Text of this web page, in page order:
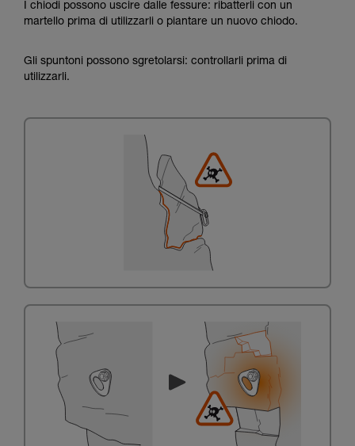
I chiodi possono uscire dalle fessure: ribatterli con un
martello prima di utilizzarli o piantare un nuovo chiodo.
Gli spuntoni possono sgretolarsi: controllarli prima di
utilizzarli.